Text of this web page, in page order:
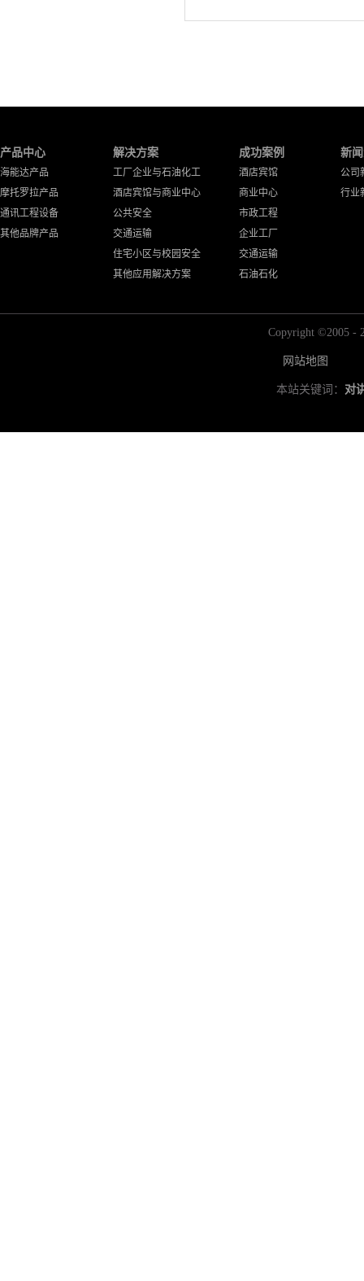
产品中心
海能达产品
摩托罗拉产品
通讯工程设备
其他品牌产品
解决方案
工厂企业与石油化工
酒店宾馆与商业中心
公共安全
交通运输
住宅小区与校园安全
其他应用解决方案
成功案例
酒店宾馆
商业中心
市政工程
企业工厂
交通运输
石油石化
新
公司
行业
Copyright ©2005 -
网站地图
本站关键词： 对